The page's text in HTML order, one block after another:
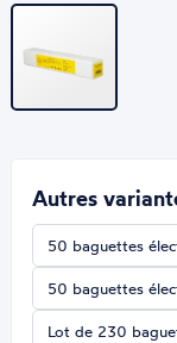
Autres
50 baguettes
50 baguettes
Lot de 230